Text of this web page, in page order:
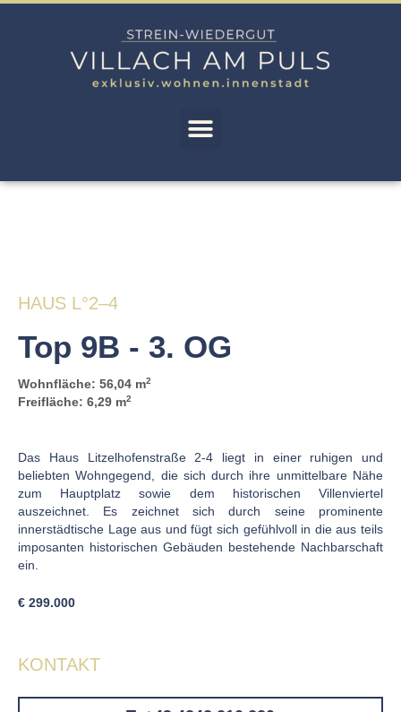
HAUS L°2–4
Top 9B - 3. OG
Wohnfläche: 56,04 m2
Freifläche: 6,29 m2
Das Haus Litzelhofenstraße 2-4 liegt in einer ruhigen und
beliebten Wohngegend, die sich durch ihre unmittelbare Nähe
zum Hauptplatz sowie dem historischen Villenviertel
auszeichnet. Es zeichnet sich durch seine prominente
innerstädtische Lage aus und fügt sich gefühlvoll in die aus teils
imposanten historischen Gebäuden bestehende Nachbarschaft
ein.
€ 299.000
KONTAKT